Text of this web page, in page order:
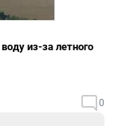
из-за летного
0